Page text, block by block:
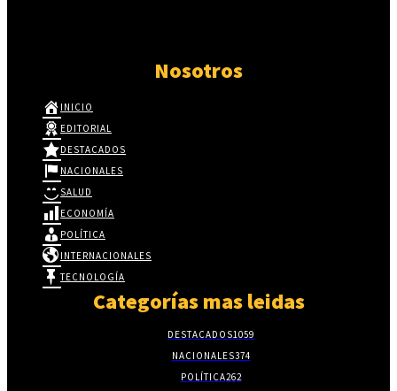
Nosotros
INICIO
EDITORIAL
DESTACADOS
NACIONALES
SALUD
ECONOMÍA
POLÍTICA
INTERNACIONALES
TECNOLOGÍA
Categorías mas leidas
DESTACADOS1059
NACIONALES374
POLÍTICA262